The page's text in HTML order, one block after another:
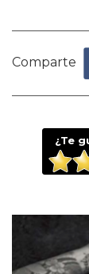
Comparte
¿Te